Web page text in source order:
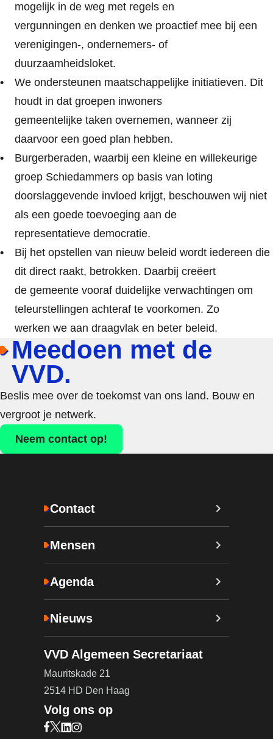
mogelijk in de weg met regels en
vergunningen en denken we proactief mee bij een
verenigingen-, ondernemers- of
duurzaamheidsloket.
We ondersteunen maatschappelijke initiatieven. Dit
houdt in dat groepen inwoners
gemeentelijke taken overnemen, wanneer zij
daarvoor een goed plan hebben.
Burgerberaden, waarbij een kleine en willekeurige
groep Schiedammers op basis van loting
doorslaggevende invloed krijgt, beschouwen wij niet
als een goede toevoeging aan de
representatieve democratie.
Bij het opstellen van nieuw beleid wordt iedereen die
dit direct raakt, betrokken. Daarbij creëert
de gemeente vooraf duidelijke verwachtingen om
teleurstellingen achteraf te voorkomen. Zo
werken we aan draagvlak en beter beleid.
Meedoen met de
VVD.
Beslis mee over de toekomst van ons land. Bouw en
vergroot je netwerk.
Neem contact op!
Contact
Mensen
Agenda
Nieuws
VVD Algemeen Secretariaat
Mauritskade 21
2514 HD Den Haag
Volg ons op
Bezoek onze Facebook pagina (opent in nieuw
Bezoek onze X pagina (opent in nieuw tabblad)
Bezoek onze LinkedIn pagina (opent in nieuw
Bezoek onze Instagram pagina (opent in